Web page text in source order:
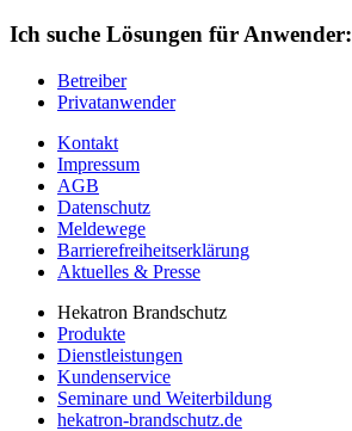
Ich suche Lösungen für Anwender:
Betreiber
Privatanwender
Kontakt
Impressum
AGB
Datenschutz
Meldewege
Barrierefreiheitserklärung
Aktuelles & Presse
Hekatron Brandschutz
Produkte
Dienstleistungen
Kundenservice
Seminare und Weiterbildung
hekatron-brandschutz.de